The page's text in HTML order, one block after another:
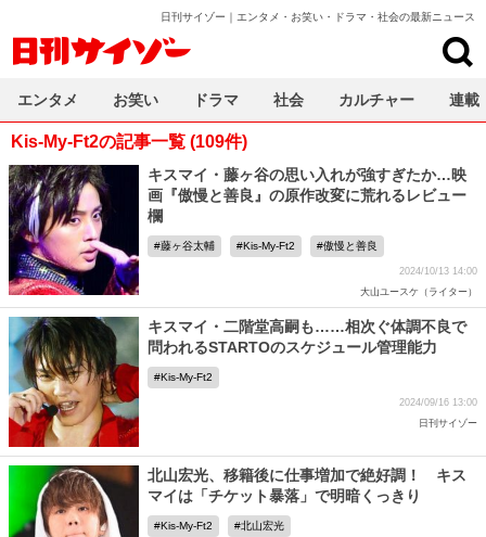
日刊サイゾー｜エンタメ・お笑い・ドラマ・社会の最新ニュース
Kis-My-Ft2の記事一覧 (109件)
キスマイ・藤ヶ谷の思い入れが強すぎたか…映
画『傲慢と善良』の原作改変に荒れるレビュー
欄
藤ヶ谷太輔 Kis-My-Ft2 傲慢と善良
2024/10/13 14:00
大山ユースケ（ライター）
キスマイ・二階堂高嗣も……相次ぐ体調不良で
問われるSTARTOのスケジュール管理能力
Kis-My-Ft2
2024/09/16 13:00
日刊サイゾー
北山宏光、移籍後に仕事増加で絶好調！ キス
マイは「チケット暴落」で明暗くっきり
Kis-My-Ft2 北山宏光
エンタメ お笑い ドラマ 社会 カルチャー 連載